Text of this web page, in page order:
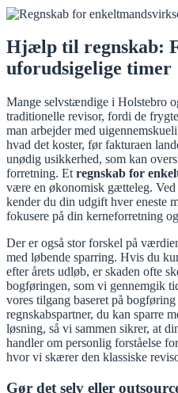
Hjælp til regnskab:
uforudsigelige timer
Mange selvstændige i Holstebro
traditionelle revisor, fordi de
man arbejder med
hvad det koster, før fakturaen
unødig usikkerhed, som kan
forretning. Et regnskab for
være en økonomisk gætteleg.
kender du din udgift hver eneste
fokusere på din kerneforretning
Der er også stor forskel på
med løbende sparring. Hvis du
efter årets udløb, er skaden ofte
bogføringen, som vi gennemgik
vores tilgang baseret på
regnskabspartner, du kan sparre
løsning, så vi sammen sikrer, at
handler om personlig forståelse
hvor vi skærer den klassiske
Gør det selv eller